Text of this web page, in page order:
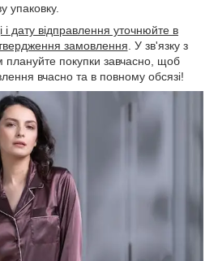
упаковку.
і дату відправлення уточнюйте в
замовлення . У зв'язку з
плануйте покупки завчасно, щоб
вчасно та в повному обсязі!